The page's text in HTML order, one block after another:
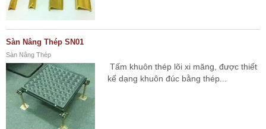
Sàn Nâng Thép SN01
Sàn Nâng Thép
Tấm khuôn thép lõi xi măng, được thiết
kế dạng khuôn đúc bằng thép...